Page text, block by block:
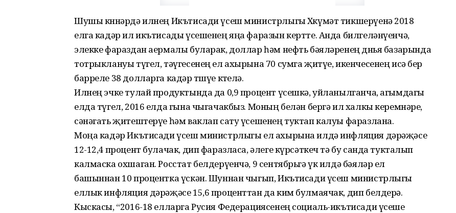
Шушы көннәрдә илнең Икътисади үсеш министрлыгы Хөкүмәт тикшерүенә 2018
елга кадәр ил икътисады үсешенең яңа фаразын кертте. Анда билге­ләнүенчә,
элекке фараздан аермалы буларак, доллар һәм нефть бәяләренең дөнья базарында
тотрыклануы түгел, тәүгесенең ел ахырына 70 сумга җитүе, икенчесенең исә бер
барреле 38 долларга кадәр төшүе көтелә.
Илнең эчке тулай продуктында да 0,9 процент үсешкә, уйланылганча, агымдагы
елда түгел, 2016 елда гына чыгачакбыз. Моның белән бергә ил халкы керемнәре,
сәнәгать җитештерүе һәм ваклап сату үсешенең туктап калуы фаразлана.
Моңа кадәр Икътисади үсеш министрлыгы ел ахырына илдә инфляция дәрәҗәсе
12-12,4 процент булачак, дип фаразласа, әлеге күрсәткеч тә бу санда тукталып
калмаска охшаган. Росстат белдерүенчә, 9 сентябрьгә үк илдә бәяләр ел
башыннан 10 процентка үскән. Шуннан чыгып, Икътисади үсеш министрлыгы
еллык инфляция дәрәҗәсе 15,6 проценттан да ким булмаячак, дип белдерә.
Кыскасы, “2016-18 елларга Русия Федерациясенең социаль-икътисади үсеше